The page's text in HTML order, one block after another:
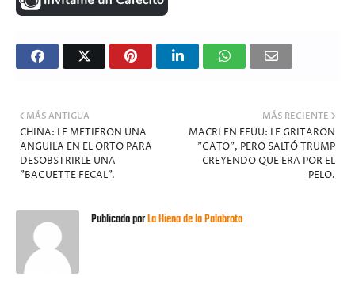
MÁS RECIENTE
MACRI EN EEUU: LE GRITARON
"GATO", PERO SALTÓ TRUMP
CREYENDO QUE ERA POR EL
PELO.
MÁS ANTIGUA
CHINA: LE METIERON UNA
ANGUILA EN EL ORTO PARA
DESOBSTRIRLE UNA
"BAGUETTE FECAL".
Publicado porLa Hiena de la Palabrota